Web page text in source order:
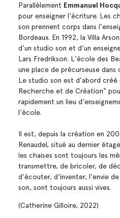
Parallèlement Emmanuel
pour enseigner l'écriture. Les
son prennent corps dans
Bordeaux. En 1992, la Villa
d'un studio son et d'un
Lars Fredrikson. L'école des
une place de précurseuse dans
Le studio son est d'abord
Recherche et de Création"
rapidement un lieu
l'école.
Il est, depuis la création en
Renaudel, situé au dernier
les chaises sont toujours les
transmettre, de bricoler, de
d'écouter, d'inventer, l'envie
son, sont toujours aussi vives.
(Catherine Gilloire, 2022)